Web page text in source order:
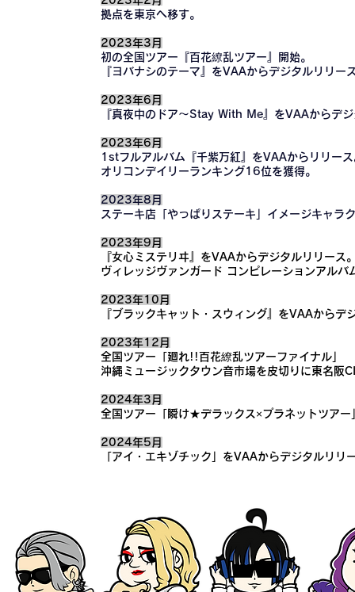
拠点を東京へ移す。
2023年3月
初の全国ツアー『百花繚乱ツアー』開始。
『ヨバナシのテーマ』をVAAからデジタルリリー
2023年6月
『真夜中のドア〜Stay With Me 』をVAAからデ
2023年6月
1stフルアルバム『千紫万紅』をVAAからリリー
オリコンデイリーランキング16位を獲得。
2023年8月
ステーキ店「やっぱりステーキ」イメージキャラ
2023年9月
『女心ミステリヰ』をVAAからデジタルリリース
ヴィレッジヴァンガード コンピレーションアル
2023年10 月
『ブラックキャット・スウィング』をVAAからデ
2023年12月
全国ツアー「廻れ!!百花繚乱ツアーファイナル」
沖縄ミュージックタウン音市場を皮切りに東名
2024年3月
全国ツアー「瞬け★デラックス×プラネットツアー
2024年5月
「アイ・エキゾチック」をVAAからデジタルリリ